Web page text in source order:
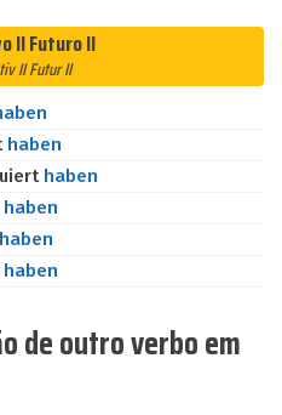
II Futuro II
II Futur II
haben
haben
haben
haben
haben
de outro verbo em